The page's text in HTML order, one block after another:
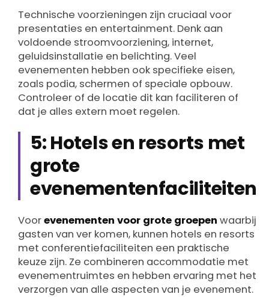
Technische voorzieningen zijn cruciaal voor
presentaties en entertainment. Denk aan
voldoende stroomvoorziening, internet,
geluidsinstallatie en belichting. Veel
evenementen hebben ook specifieke eisen,
zoals podia, schermen of speciale opbouw.
Controleer of de locatie dit kan faciliteren of
dat je alles extern moet regelen.
5: Hotels en resorts met
grote
evenementenfaciliteiten
Voorevenementen voor grote groepen waarbij
gasten van ver komen, kunnen hotels en resorts
met conferentiefaciliteiten een praktische
keuze zijn. Ze combineren accommodatie met
evenementruimtes en hebben ervaring met het
verzorgen van alle aspecten van je evenement.